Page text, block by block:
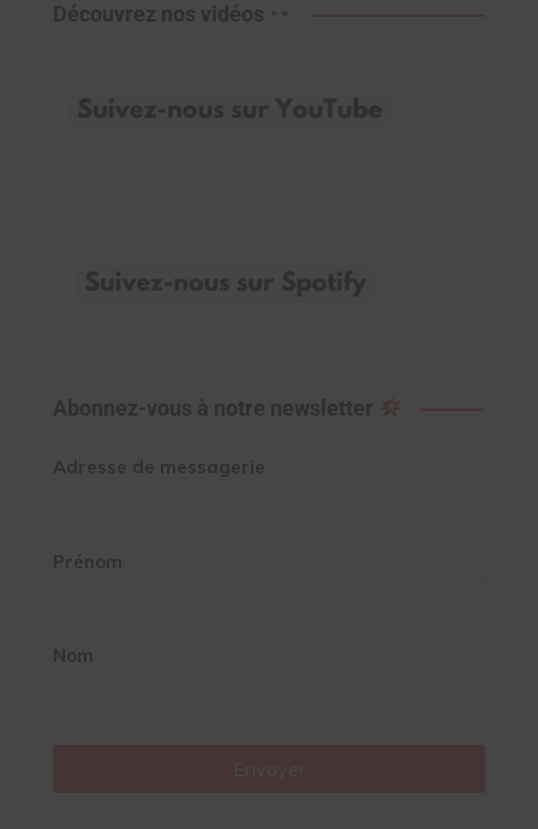
Découvrez nos vidéos
Abonnez-vous à notre newsletter
Adresse de messagerie
Prénom
Nom